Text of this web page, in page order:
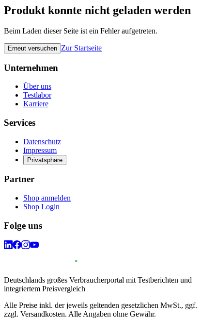
Produkt konnte nicht geladen werden
Beim Laden dieser Seite ist ein Fehler aufgetreten.
Erneut versuchen Zur Startseite
Unternehmen
Über uns
Testlabor
Karriere
Services
Datenschutz
Impressum
Privatsphäre
Partner
Shop anmelden
Shop Login
Folge uns
Deutschlands großes Verbraucherportal mit Testberichten und
integriertem Preisvergleich
Alle Preise inkl. der jeweils geltenden gesetzlichen MwSt., ggf.
zzgl. Versandkosten. Alle Angaben ohne Gewähr.